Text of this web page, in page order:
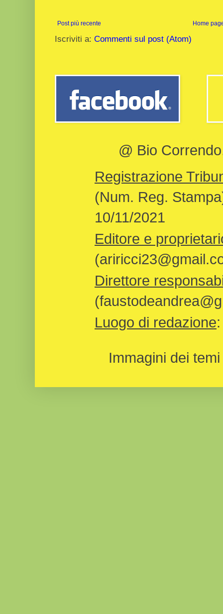
Post più recente Home
Iscriviti a: Commenti sul post (Atom)
@ Bio
Registrazione
(Num. Reg.
10/11/2021
Editore e
Direttore
Luogo di redazione
Immagini dei